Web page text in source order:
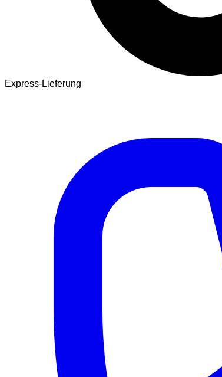
Express-Lieferung